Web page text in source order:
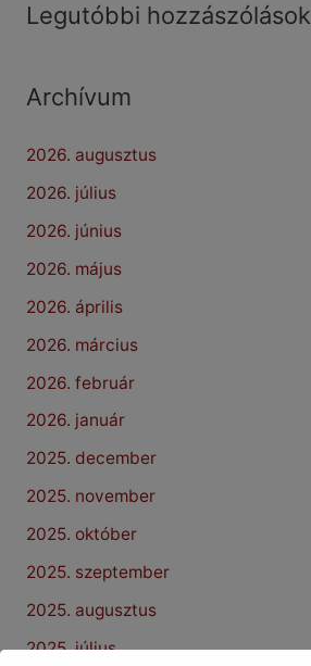
Legutóbbi hozzászólások
Archívum
2026. augusztus
2026. július
2026. június
2026. május
2026. április
2026. március
2026. február
2026. január
2025. december
2025. november
2025. október
2025. szeptember
2025. augusztus
2025. július